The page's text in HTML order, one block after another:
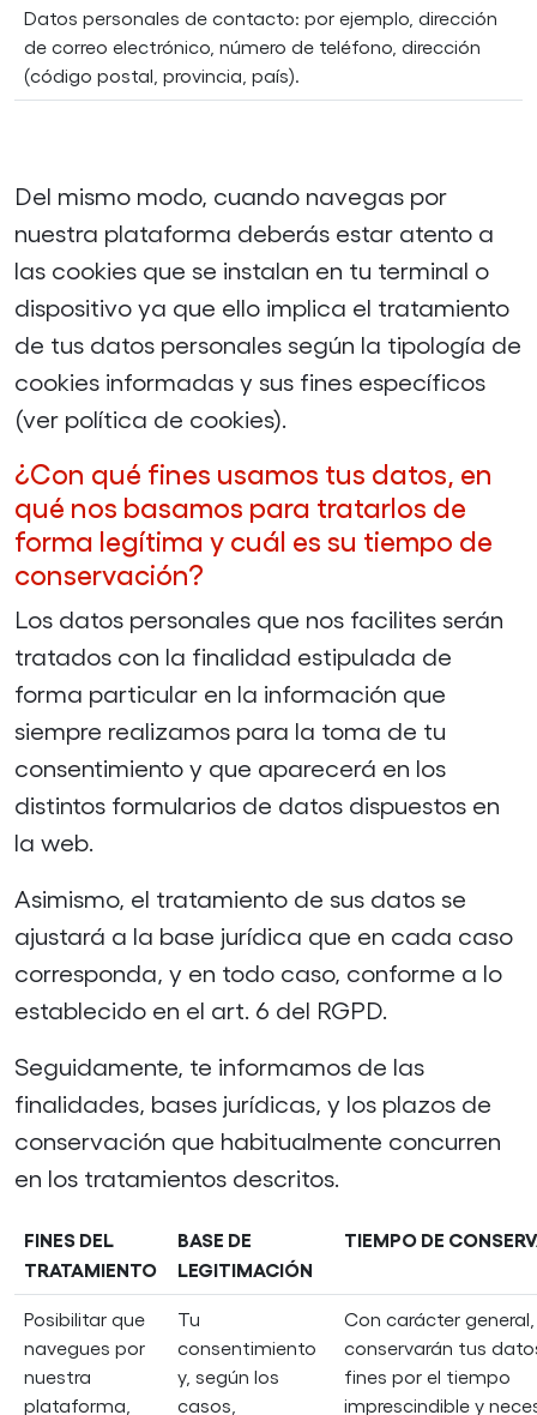
Datos personales de contacto: por ejemplo, dirección
de correo electrónico, número de teléfono, dirección
(código postal, provincia, país).
Del mismo modo, cuando navegas por
nuestra plataforma deberás estar atento a
las cookies que se instalan en tu terminal o
dispositivo ya que ello implica el tratamiento
de tus datos personales según la tipología de
cookies informadas y sus fines específicos
(ver política de cookies).
¿Con qué fines usamos tus datos, en
qué nos basamos para tratarlos de
forma legítima y cuál es su tiempo de
conservación?
Los datos personales que nos facilites serán
tratados con la finalidad estipulada de
forma particular en la información que
siempre realizamos para la toma de tu
consentimiento y que aparecerá en los
distintos formularios de datos dispuestos en
la web.
Asimismo, el tratamiento de sus datos se
ajustará a la base jurídica que en cada caso
corresponda, y en todo caso, conforme a lo
establecido en el art. 6 del RGPD.
Seguidamente, te informamos de las
finalidades, bases jurídicas, y los plazos de
conservación que habitualmente concurren
en los tratamientos descritos.
FINES DEL
TRATAMIENTO
BASE DE
LEGITIMACIÓN
TIEMPO DE
Posibilitar que
navegues por
nuestra
plataforma,
Tu
consentimiento
y, según los
casos,
Con carácter
conservarán tus
fines por el tiempo
imprescindible y